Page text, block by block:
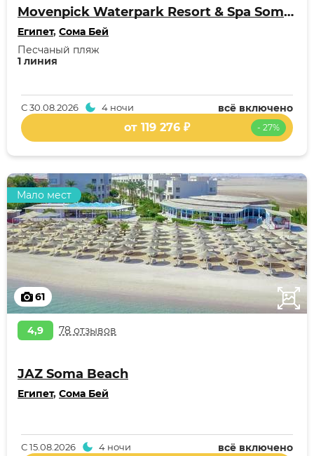
Movenpick Waterpark Resort & Spa Soma Bay
Египет, Сома Бей
1 линия
Песчаный пляж
всё включено
С30.08.2026 4 ночи
- 27%
от 119 276 ₽
61
Мало мест
4,9 78 отзывов
JAZ Soma Beach
Египет, Сома Бей
всё включено
С15.08.2026 4 ночи